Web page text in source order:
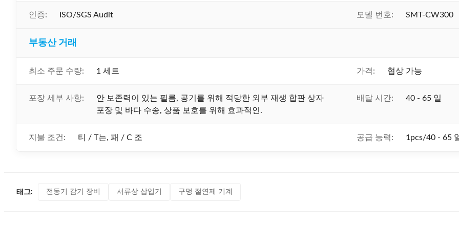
인증: ISO/SGS Audit 모델 번호: SMT-CW300
부동산 거래
최소 주문 수량: 1 세트 가격: 협상 가능
포장 세부 사항:
안 보존력이 있는 필름, 공기를 위해 적당한 외부 재생 합판 상자
포장 및 바다 수송, 상품 보호를 위해 효과적인.
배달 시간: 40 - 65 일
지불 조건: 티 / T는, 패 / C 조 공급 능력: 1pcs/40 - 65
태그: 전동기 감기 장비 서류상 삽입기 구멍 절연제 기계